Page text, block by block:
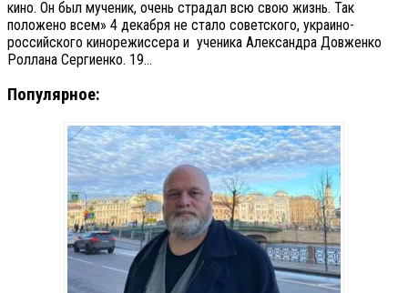
кино. Он был мученик, очень страдал всю свою жизнь. Так
положено всем» 4 декабря не стало советского, украино-
российского кинорежиссера и ученика Александра Довженко
Роллана Сергиенко. 19...
Популярное: